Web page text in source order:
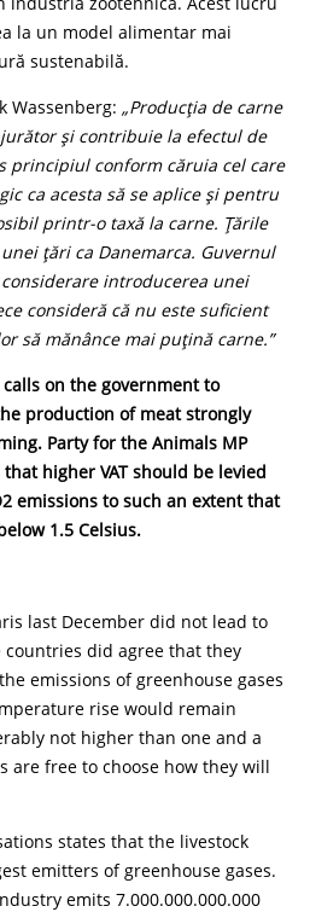
la un model alimentar mai
sustenabilă.
Wassenberg: „Producția de carne
și contribuie la efectul de
principiul conform căruia cel care
ca acesta să se aplice și pentru
printr-o taxă la carne. Țările
țărica Danemarca. Guvernul
introducerea unei
consideră că nu este suficient
să mănânce mai puțină carne.”
on the government to
production of meat strongly
Party for the Animals MP
higher VAT should be levied
emissions to such an extent that
1.5 Celsius.
last December did not lead to
countries did agree that they
emissions of greenhouse gases
rise would remain
not higher than one and a
are free to choose how they will
states that the livestock
emitters of greenhouse gases.
emits 7.000.000.000.000